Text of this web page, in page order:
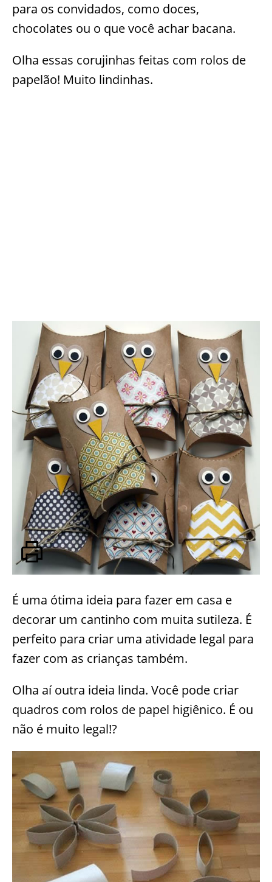
para os convidados, como doces,
chocolates ou o que você achar bacana.
Olha essas corujinhas feitas com rolos de
papelão! Muito lindinhas.
É uma ótima ideia para fazer em casa e
decorar um cantinho com muita sutileza. É
perfeito para criar uma atividade legal para
fazer com as crianças também.
Olha aí outra ideia linda. Você pode criar
quadros com rolos de papel higiênico. É ou
não é muito legal!?